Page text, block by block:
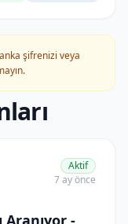
şifrenizi veya
Aktif
7 ay önce
Aranıyor -